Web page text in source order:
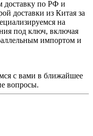
доставку по РФ и
доставки из Китая за
на
под ключ, включая
импортом и
с вами в ближайшее
вопросы.